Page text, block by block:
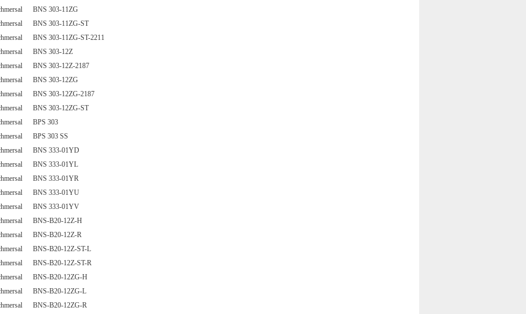
BNS 303-11ZG
BNS 303-11ZG-ST
BNS 303-11ZG-ST-2211
BNS 303-12Z
BNS 303-12Z-2187
BNS 303-12ZG
BNS 303-12ZG-2187
BNS 303-12ZG-ST
BPS 303
BPS 303 SS
BNS 333-01YD
BNS 333-01YL
BNS 333-01YR
BNS 333-01YU
BNS 333-01YV
BNS-B20-12Z-H
BNS-B20-12Z-R
BNS-B20-12Z-ST-L
BNS-B20-12Z-ST-R
BNS-B20-12ZG-H
BNS-B20-12ZG-L
BNS-B20-12ZG-R